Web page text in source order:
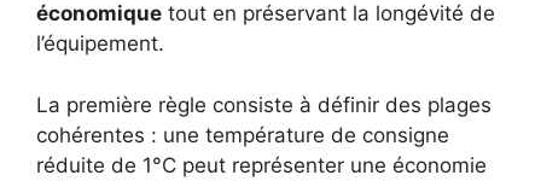
économique tout en préservant la longévité de
l’équipement.
La première règle consiste à définir des plages
cohérentes : une température de consigne
réduite de 1°C peut représenter une économie